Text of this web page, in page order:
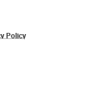
Policy